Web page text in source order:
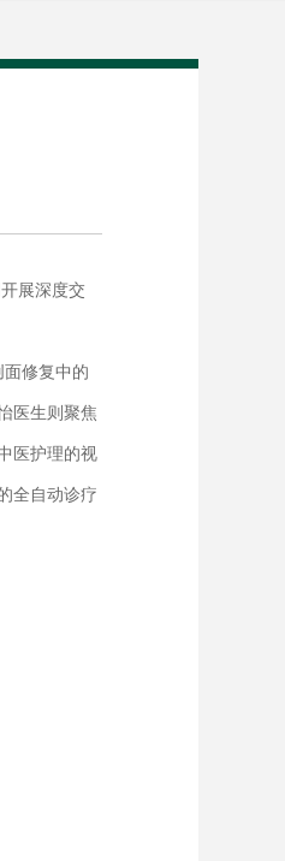
展深度交
修复中的
医生则聚焦
医护理的视
全自动诊疗